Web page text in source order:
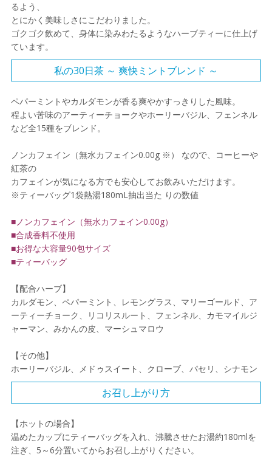
るよう、
とにかく美味しさにこだわりました。
ゴクゴク飲めて、身体に染みわたるようなハーブティーに仕上げ
ています。
私の30日茶 ～ 爽快ミントブレンド ～
ペパーミントやカルダモンが香る爽やかすっきりした風味。
程よい苦味のアーティーチョークやホーリーバジル、フェンネル
など全15種をブレンド。
ノンカフェイン（無水カフェイン0.00g ※） なので、コーヒーや
紅茶の
カフェインが気になる方でも安心してお飲みいただけます。
※ティーバッグ1袋熱湯180mL抽出当た りの数値
■ノンカフェイン（無水カフェイン0.00g）
■合成香料不使用
■お得な大容量90包サイズ
■ティーバッグ
【配合ハーブ】
カルダモン、ペパーミント、レモングラス、マリーゴールド、ア
ーティーチョーク、リコリスルート、フェンネル、カモマイルジ
ャーマン、みかんの皮、マーシュマロウ
【その他】
ホーリーバジル、メドゥスイート、クローブ、パセリ、シナモン
お召し上がり方
【ホットの場合】
温めたカップにティーバッグを入れ、沸騰させたお湯約180mlを
注ぎ、5～6分置いてからお召し上がりください。